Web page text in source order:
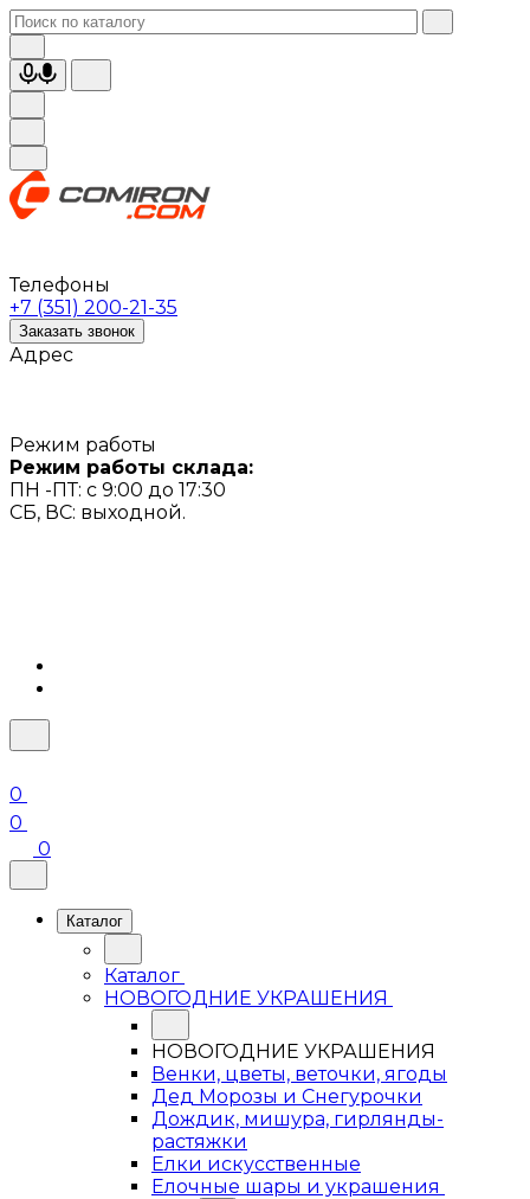
Телефоны
+7 (351) 200-21-35
Заказать звонок
Адрес
Режим работы
Режим работы склада:
ПН -ПТ: с 9:00 до 17:30
СБ, ВС: выходной.
0
0
0
Каталог
Каталог
НОВОГОДНИЕ УКРАШЕНИЯ
НОВОГОДНИЕ УКРАШЕНИЯ
Венки, цветы, веточки, ягоды
Дед Морозы и Снегурочки
Дождик, мишура, гирлянды-
растяжки
Елки искусственные
Елочные шары и украшения